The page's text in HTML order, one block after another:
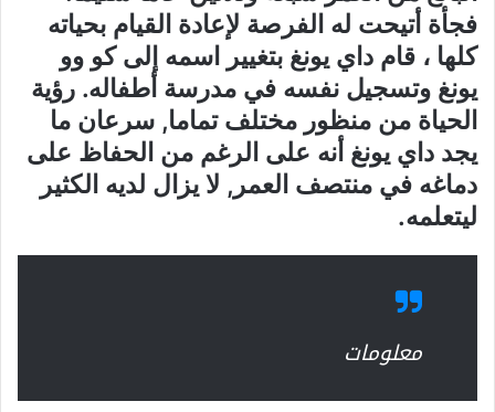
فجأة أتيحت له الفرصة لإعادة القيام بحياته
كلها ، قام داي يونغ بتغيير اسمه إلى كو وو
يونغ وتسجيل نفسه في مدرسة أطفاله. رؤية
الحياة من منظور مختلف تماما, سرعان ما
يجد داي يونغ أنه على الرغم من الحفاظ على
دماغه في منتصف العمر, لا يزال لديه الكثير
ليتعلمه.
معلومات